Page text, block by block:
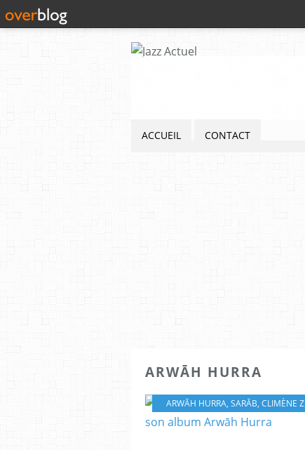
ACCUEIL CONTACT
ARWĀH HURRA
ARWĀH HURRA, SARĀB, CLIMÈNE ZARKAN